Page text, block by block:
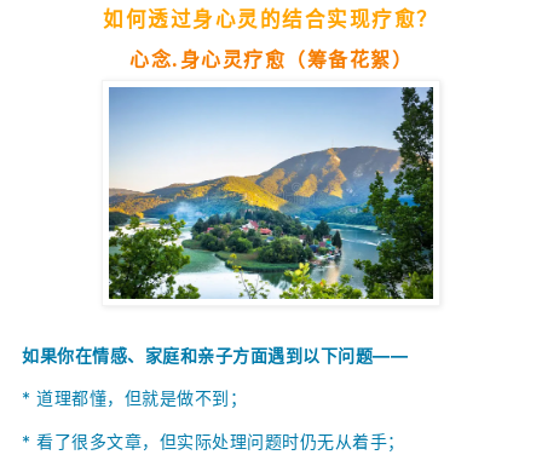
如何透过身心灵的结合实现疗愈？
心念.身心灵疗愈（筹备花絮）
如果你在情感、家庭和亲子方面遇到以下问题——
* 道理都懂，但就是做不到；
* 看了很多文章，但实际处理问题时仍无从着手；